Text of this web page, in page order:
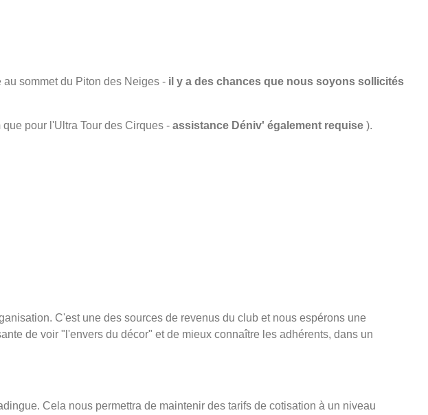
sommet du Piton des Neiges - il y a des chances que nous soyons sollicités
pour l'Ultra Tour des Cirques - assistance Déniv' également requise ).
C'est une des sources de revenus du club et nous espérons une
de voir "l'envers du décor" et de mieux connaître les adhérents, dans un
Cela nous permettra de maintenir des tarifs de cotisation à un niveau